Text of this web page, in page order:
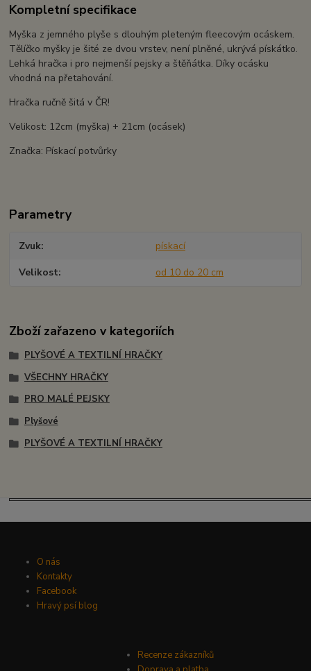
Kompletní specifikace
Myška z jemného plyše s dlouhým pleteným fleecovým ocáskem.
Tělíčko myšky je šité ze dvou vrstev, není plněné, ukrývá pískátko.
Lehká hračka i pro nejmenší pejsky a štěňátka. Díky ocásku
vhodná na přetahování.
Hračka ručně šitá v ČR!
Velikost: 12cm (myška) + 21cm (ocásek)
Značka: Pískací potvůrky
Parametry
Zvuk pískací
Velikost od 10 do 20 cm
Zboží zařazeno v kategoriích
PLYŠOVÉ A TEXTILNÍ HRAČKY
VŠECHNY HRAČKY
PRO MALÉ PEJSKY
Plyšové
PLYŠOVÉ A TEXTILNÍ HRAČKY
O nás
Kontakty
Facebook
Hravý psí blog
Recenze zákazníků